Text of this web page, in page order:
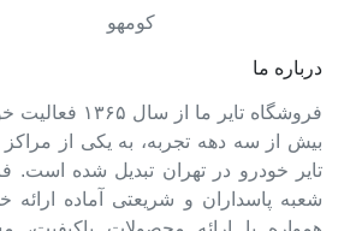
درباره ما
فروشگاه تایر ما
بیش از سه دهه تجربه، به یکی از
تایر خودرو در تهران تبدیل شده است.
شعبه پاسداران و شریعتی آماده
کومهو